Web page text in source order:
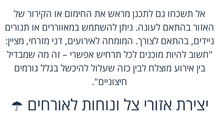
אל תשכחו גם לתכנן מראש את החימום או הקירור של
האזור בהתאם לעונה. ניתן להשתמש במאווררים או תנורים
ניידים, בהתאם לצורך. המומחה לאירועים, דני מזרחי, מציין:
"חשוב להיות מוכנים לכל תרחיש אפשרי – זה מה שמבדיל
בין אירוע מוצלח לבין כזה שעלול להיכשל בגלל גורמים
חיצוניים".
יצירת אזורי צל ונוחות לאורחים ☂️